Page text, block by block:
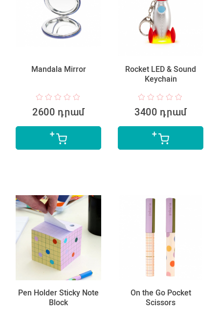
Mandala Mirror
2600 դրամ
Rocket LED & Sound
Keychain
3400 դրամ
Pen Holder Sticky Note
Block
On the Go Pocket
Scissors